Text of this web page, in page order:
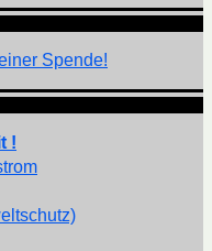
Spende!
!